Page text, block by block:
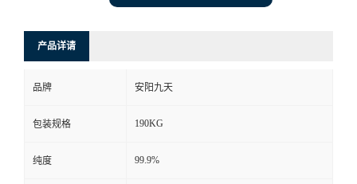
产品详请
品牌 安阳九天
包装规格 190KG
纯度 99.9%